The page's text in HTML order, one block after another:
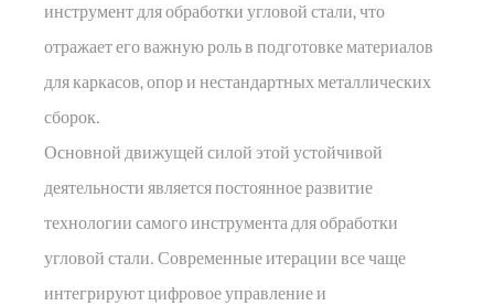
инструмент для обработки угловой стали, что
отражает его важную роль в подготовке материалов
для каркасов, опор и нестандартных металлических
сборок.
Основной движущей силой этой устойчивой
деятельности является постоянное развитие
технологии самого инструмента для обработки
угловой стали. Современные итерации все чаще
интегрируют цифровое управление и